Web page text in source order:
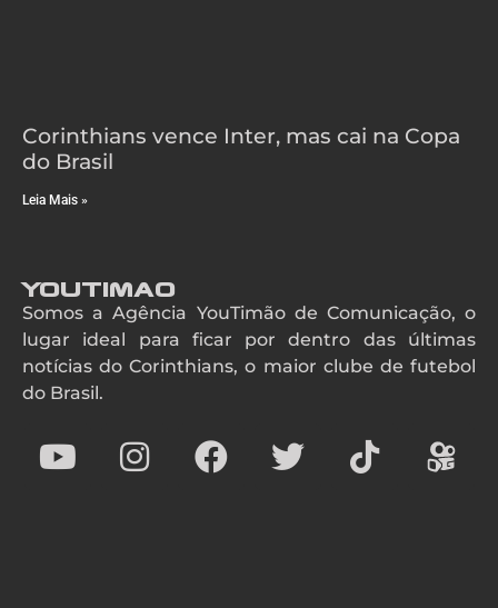
Corinthians vence Inter, mas cai na Copa
do Brasil
Leia Mais »
YouTimao
Somos a Agência YouTimão de Comunicação, o
lugar ideal para ficar por dentro das últimas
notícias do Corinthians, o maior clube de futebol
do Brasil.